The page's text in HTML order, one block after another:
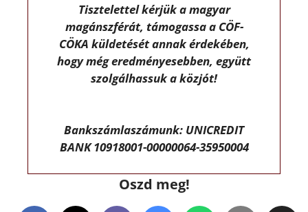
Tisztelettel kérjük a magyar
magánszférát, támogassa a CÖF-
CÖKA küldetését annak érdekében,
hogy még eredményesebben, együtt
szolgálhassuk a közjót!
Bankszámlaszámunk: UNICREDIT
BANK 10918001-00000064-35950004
Oszd meg!